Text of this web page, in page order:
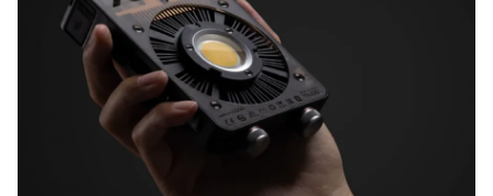
2700 до 6500 К с высокими показателями CRI/TLCI
95/97 и плавно регулируется от 0 до 100%. Цвет и
яркость можно регулировать непосредственно на
устройстве, но также можно вносить изменения
беспроводным способом с помощью приложения
Zhiyun. Дополнительная функция — режим Music
Mode, записывающая функция, которая позволяет